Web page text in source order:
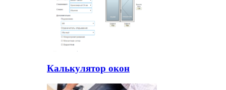
Калькулятор окон